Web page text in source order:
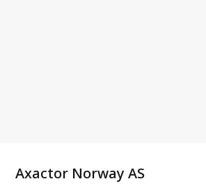
Axactor Norway AS